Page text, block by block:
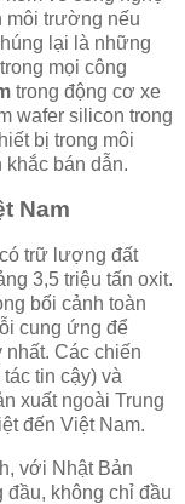
môi trường nếu
lại là những
mọi công
trong động cơ xe
wafer silicon trong
bị trong môi
bán dẫn.
Nam
trữ lượng đất
3,5 triệu tấn oxit.
bối cảnh toàn
cung ứng để
nhất. Các chiến
tin cậy) và
xuất ngoài Trung
đến Việt Nam.
với Nhật Bản
đầu, không chỉ đầu